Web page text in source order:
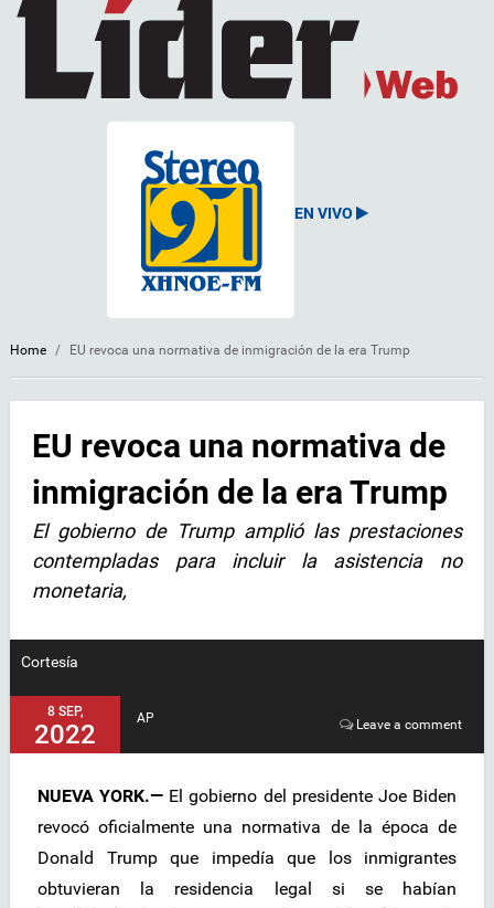
EN VIVO
Home / EU revoca una normativa de inmigración de la era Trump
EU revoca una normativa de
inmigración de la era Trump
El gobierno de Trump amplió las prestaciones
contempladas para incluir la asistencia no
monetaria,
Cortesía
8 SEP,
2022
AP Leave a comment
NUEVA YORK.— El gobierno del presidente Joe Biden
revocó oficialmente una normativa de la época de
Donald Trump que impedía que los inmigrantes
obtuvieran la residencia legal si se habían